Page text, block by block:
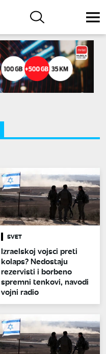
SVET
Izraelskoj vojsci preti
kolaps? Nedostaju
rezervisti i borbeno
spremni tenkovi, navodi
vojni radio